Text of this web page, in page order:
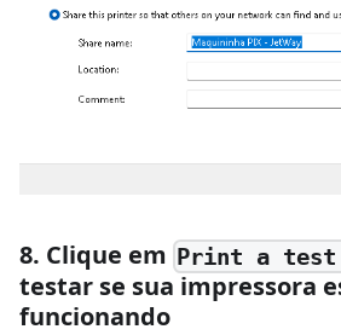
8. Clique em Print a test
testar se sua impressora
funcionando